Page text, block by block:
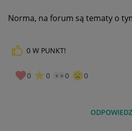
Norma, na forum są tematy o
0 W PUNKT!
0 0 0 0
ODPOWIEDZ